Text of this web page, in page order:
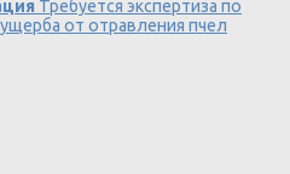
Требуется экспертиза по
от отравления пчел